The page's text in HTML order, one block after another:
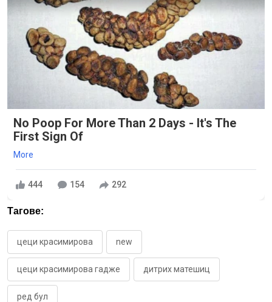
No Poop For More Than 2 Days - It's The
First Sign Of
More
444 154 292
Тагове:
цеци красимирова new
цеци красимирова гадже дитрих матешиц
ред бул